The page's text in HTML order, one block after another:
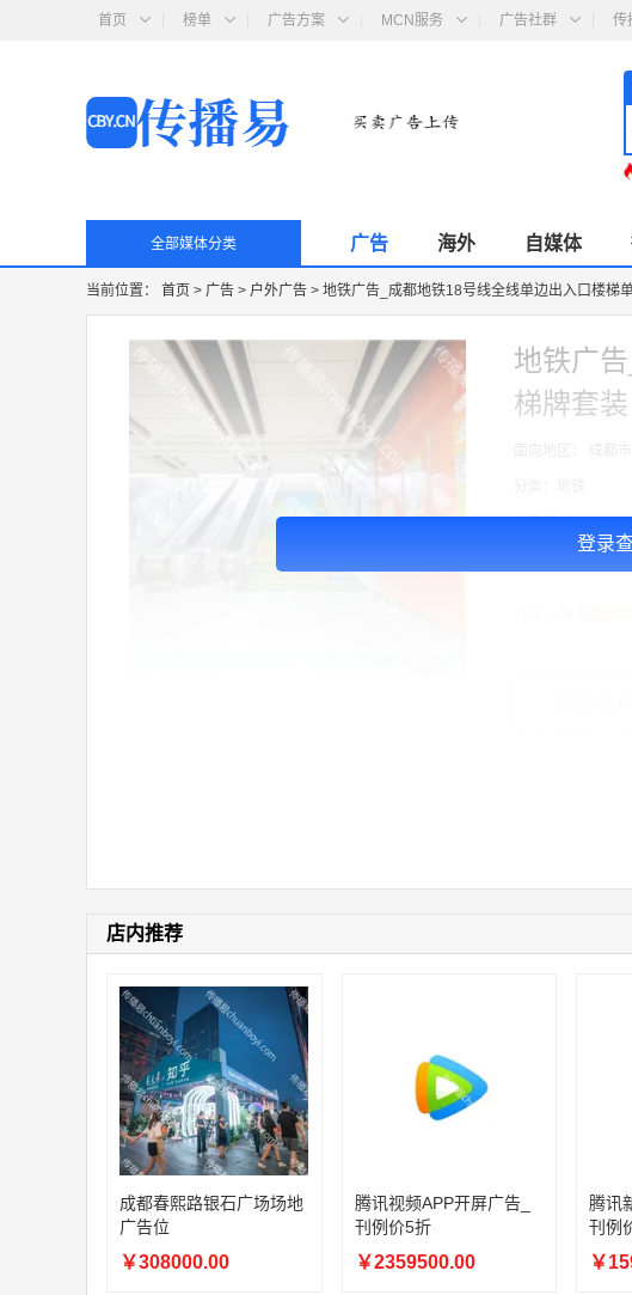
首页 榜单 广告方案 MCN服务 广告社群 传
全部媒体分类 广告 海外 自媒体
当前位置： 首页 > 广告 > 户外广告 > 地铁广告_成都地铁18号线全线单边出入口楼梯
登录
地铁广
梯牌套装
03:27:46
03:18:49
03:20:56
店内推荐
成都春熙路银石广场场地
广告位
￥308000.00
腾讯视频APP开屏广告_
刊例价5折
￥2359500.00
腾讯
刊例
￥